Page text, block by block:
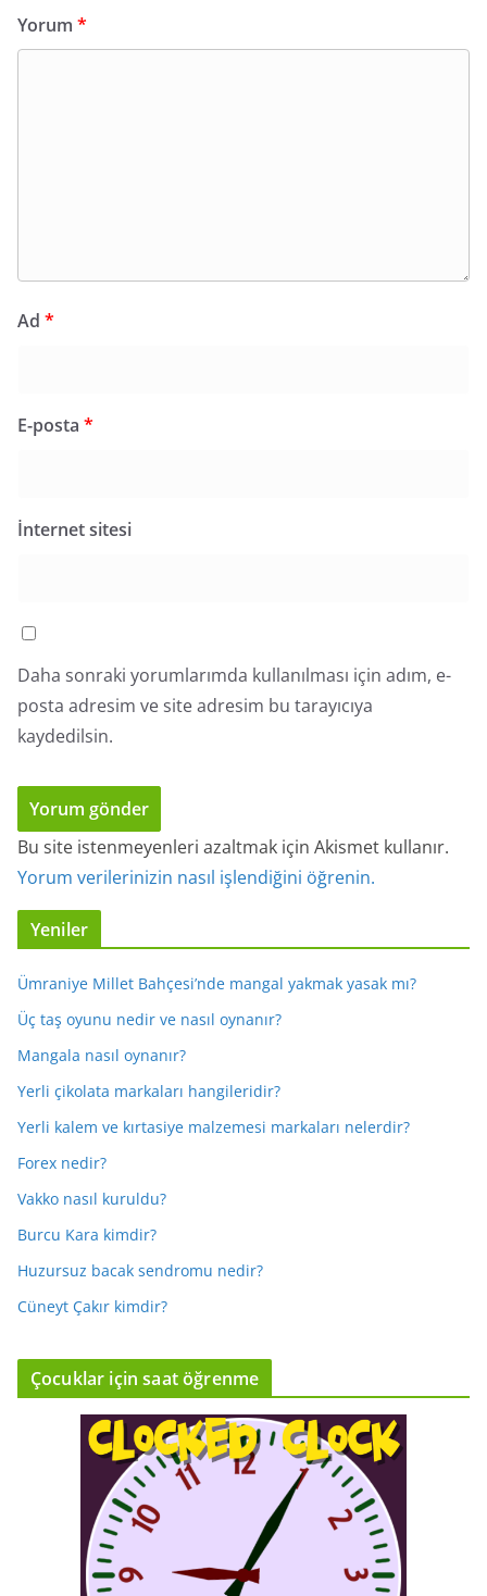
Yorum *
Ad *
E-posta *
İnternet sitesi
Daha sonraki yorumlarımda kullanılması için adım, e-
posta adresim ve site adresim bu tarayıcıya
kaydedilsin.
Bu site istenmeyenleri azaltmak için Akismet kullanır.
Yorum verilerinizin nasıl işlendiğini öğrenin.
Yeniler
Ümraniye Millet Bahçesi’nde mangal yakmak yasak mı?
Üç taş oyunu nedir ve nasıl oynanır?
Mangala nasıl oynanır?
Yerli çikolata markaları hangileridir?
Yerli kalem ve kırtasiye malzemesi markaları nelerdir?
Forex nedir?
Vakko nasıl kuruldu?
Burcu Kara kimdir?
Huzursuz bacak sendromu nedir?
Cüneyt Çakır kimdir?
Çocuklar için saat öğrenme